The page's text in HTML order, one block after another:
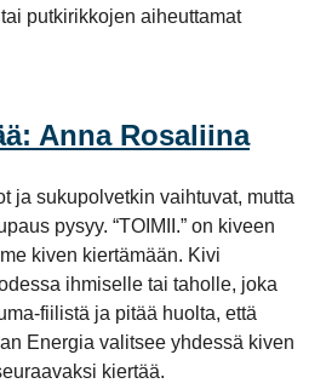
putkirikkojen aiheuttamat
Anna Rosaliina
ja sukupolvetkin vaihtuvat, mutta
pysyy. “TOIMII.” on kiveen
kiven kiertämään. Kivi
ihmiselle tai taholle, joka
fiilistä ja pitää huolta, että
Energia valitsee yhdessä kiven
kiertää.